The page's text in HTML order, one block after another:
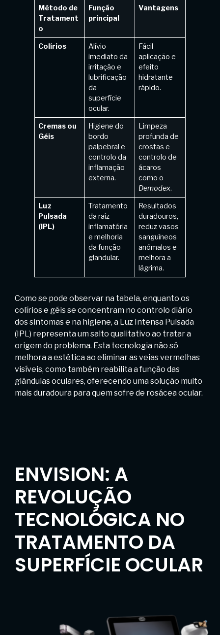
Método de
Tratament
o
Função
principal
Vantagens
Colírios
Alívio
imediato da
irritação e
lubrificação
da
superfície
ocular.
Fácil
aplicação e
efeito
hidratante
rápido.
Cremas ou
Géis
Higiene do
bordo
palpebral e
controlo da
inflamação
externa.
Limpeza
profunda de
crostas e
controlo de
ácaros
como o
Demodex.
Luz
Pulsada
(IPL)
Tratamento
da raiz
inflamatória
e melhoria
da função
glandular.
Resultados
duradouros,
reduz vasos
sanguíneos
anómalos e
melhora a
lágrima.
Como se pode observar na tabela, enquanto os
colírios e géis se concentram no controlo diário
dos sintomas e na higiene, a Luz Intensa Pulsada
(IPL) representa um salto qualitativo ao tratar a
origem do problema. Esta tecnologia não só
melhora a estética ao eliminar as veias vermelhas
visíveis, como também reabilita a função das
glândulas oculares, oferecendo uma solução muito
mais duradoura para quem sofre de rosácea ocular.
ENVISION: A
REVOLUÇÃO
TECNOLÓGICA NO
TRATAMENTO DA
SUPERFÍCIE OCULAR